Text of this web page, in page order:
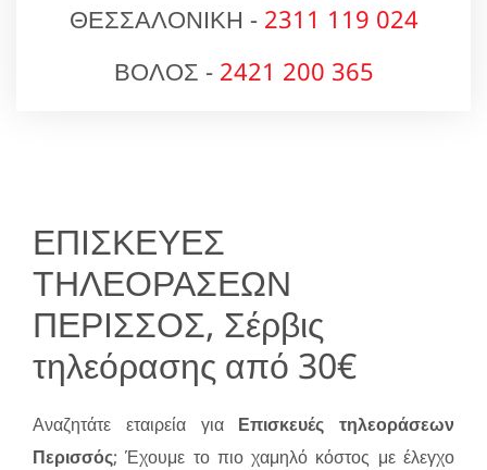
ΘΕΣΣΑΛΟΝΙΚΗ - 2311 119 024
ΒΟΛΟΣ - 2421 200 365
ΕΠΙΣΚΕΥΕΣ
ΤΗΛΕΟΡΑΣΕΩΝ
ΠΕΡΙΣΣΟΣ, Σέρβις
τηλεόρασης από 30€
Αναζητάτε εταιρεία για Επισκευές τηλεοράσεων
Περισσός; Έχουμε το πιο χαμηλό κόστος με έλεγχο